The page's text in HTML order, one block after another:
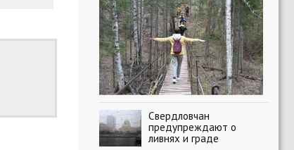
Свердловчан
предупреждают о
ливнях и граде